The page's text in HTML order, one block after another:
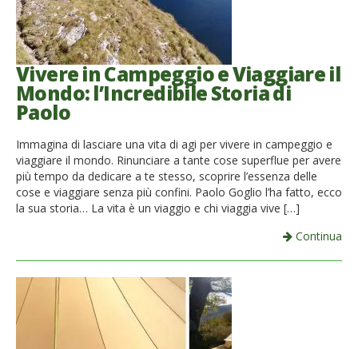
Vivere in Campeggio e Viaggiare il
Mondo: l’Incredibile Storia di
Paolo
Immagina di lasciare una vita di agi per vivere in campeggio e
viaggiare il mondo. Rinunciare a tante cose superflue per avere
più tempo da dedicare a te stesso, scoprire l’essenza delle
cose e viaggiare senza più confini. Paolo Goglio l’ha fatto, ecco
la sua storia… La vita è un viaggio e chi viaggia vive […]
Continua